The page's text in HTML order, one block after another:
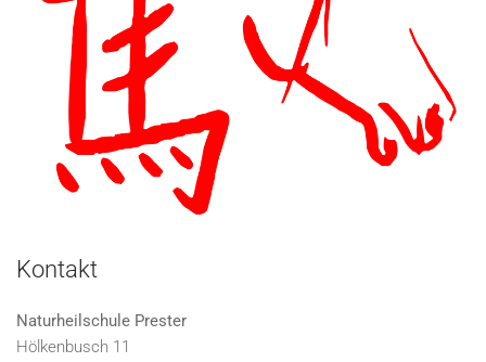
Kontakt
Naturheilschule Prester
Hölkenbusch 11